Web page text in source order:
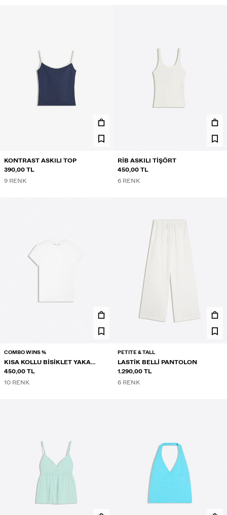
KONTRAST ASKILI TOP
390,00 TL
9 RENK
RIB ASKILI TIŞÖRT
450,00 TL
6 RENK
COMBO WINS %
KISA KOLLU BISIKLET YAKA
TIŞÖRT
450,00 TL
10 RENK
PETITE & TALL
LASTIK BELLI PANTOLON
1.290,00 TL
6 RENK